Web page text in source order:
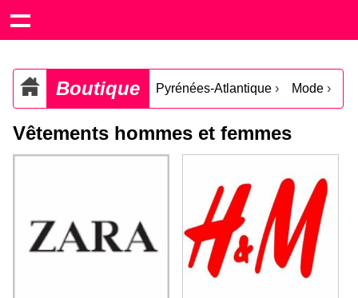
Boutique Pyrénées-Atlantique › Mode ›
Vêtements hommes et femmes